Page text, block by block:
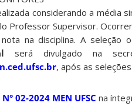
considerando a média
Professor Supervisor.
na disciplina. A seleção
será divulgado na
, após as seleções.
N° 02-2024 MEN UFSC na